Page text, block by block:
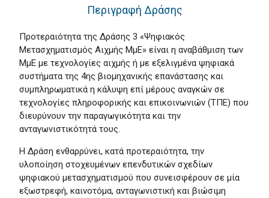
Περιγραφή Δράσης
Προτεραιότητα της Δράσης 3 «Ψηφιακός
Μετασχηματισμός Αιχμής ΜμΕ» είναι η αναβάθμιση των
ΜμΕ με τεχνολογίες αιχμής ή με εξελιγμένα ψηφιακά
συστήματα της 4ης βιομηχανικής επανάστασης και
συμπληρωματικά η κάλυψη επί μέρους αναγκών σε
τεχνολογίες πληροφορικής και επικοινωνιών (ΤΠΕ) που
διευρύνουν την παραγωγικότητα και την
ανταγωνιστικότητά τους.
Η Δράση ενθαρρύνει, κατά προτεραιότητα, την
υλοποίηση στοχευμένων επενδυτικών σχεδίων
ψηφιακού μετασχηματισμού που συνεισφέρουν σε μία
εξωστρεφή, καινοτόμα, ανταγωνιστική και βιώσιμη